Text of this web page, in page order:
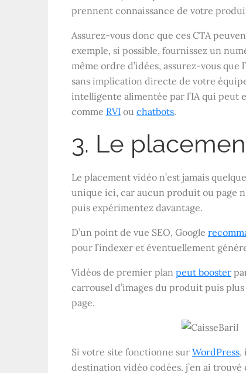
prennent connaissance de votre
Assurez-vous donc que ces CTA
exemple, si possible, fournissez un
même ordre d’idées, assurez-vous
sans implication directe de votre
intelligente alimentée par l’IA qui peut
comme RVI ou chatbots.
3. Le
Le placement vidéo n’est jamais
unique ici, car aucun produit ou page
puis expérimentez davantage.
D’un point de vue SEO, Google
pour l’indexer et éventuellement
Vidéos de premier plan peut booster
carrousel d’images du produit puis
page.
Si votre site fonctionne sur WordPress,
destination vidéo codées. j’en ai trouvé